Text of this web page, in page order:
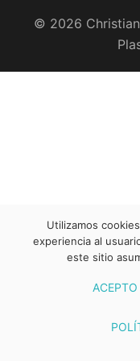
© 2026
Utilizamos
experiencia al
este sitio
ACEPTO